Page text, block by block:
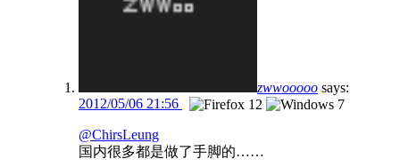
zwwooooo says:
2012/05/06 21:56
@ChirsLeung
国内很多都是做了手脚的……